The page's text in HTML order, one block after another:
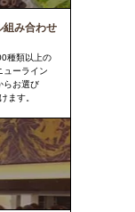
組み合わせ
種類以上の
ューライン
らお選び
ます。